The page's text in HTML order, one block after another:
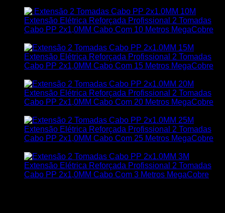
Extensão Elétrica Reforçada Profissional 2 Tomadas
Cabo PP 2x1,0MM Cabo Com 10 Metros MegaCobre
Extensão Elétrica Reforçada Profissional 2 Tomadas
Cabo PP 2x1,0MM Cabo Com 15 Metros MegaCobre
Extensão Elétrica Reforçada Profissional 2 Tomadas
Cabo PP 2x1,0MM Cabo Com 20 Metros MegaCobre
Extensão Elétrica Reforçada Profissional 2 Tomadas
Cabo PP 2x1,0MM Cabo Com 25 Metros MegaCobre
Extensão Elétrica Reforçada Profissional 2 Tomadas
Cabo PP 2x1,0MM Cabo Com 3 Metros MegaCobre